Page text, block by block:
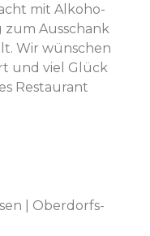
mit Alko­ho­
Auss­chank
Wir wün­schen
und viel Glück
Restau­rant
| Ober­dorf­s­